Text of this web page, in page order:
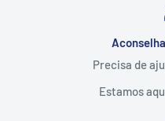
Precisa de
Estamos